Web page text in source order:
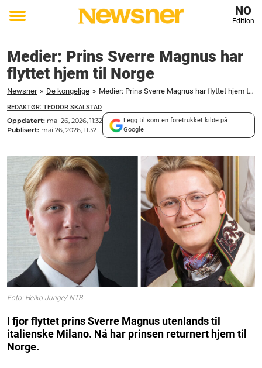
Toggle
NO
Edition
Medier: Prins Sverre Magnus har
flyttet hjem til Norge
Newsner » De kongelige » Medier: Prins Sverre Magnus har flyttet hjem til Norge
REDAKTØR: TEODOR SKALSTAD
Oppdatert: mai 26, 2026, 11:32
Publisert: mai 26, 2026, 11:32
Legg til som en foretrukket kilde på
Google
Foto: Heiko Junge/ NTB
I fjor flyttet prins Sverre Magnus utenlands til
italienske Milano. Nå har prinsen returnert hjem til
Norge.